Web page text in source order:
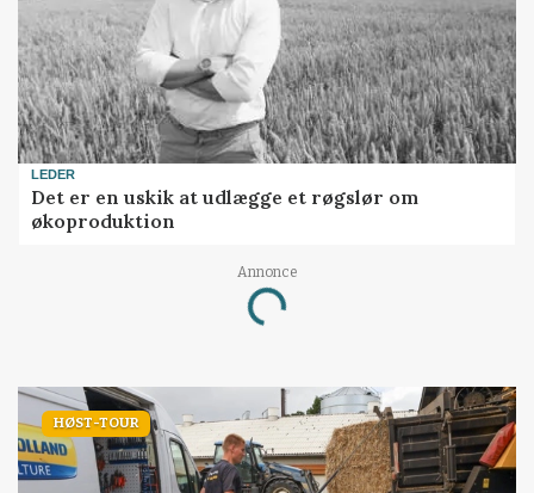
LEDER
Det er en uskik at udlægge et røgslør om
økoproduktion
Annonce
Loading...
HØST-TOUR